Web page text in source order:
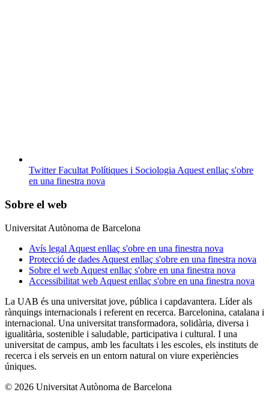
Twitter Facultat Polítiques i SociologiaAquest enllaç s'obre
en una finestra nova
Sobre el web
Universitat Autònoma de Barcelona
Avís legal Aquest enllaç s'obre en una finestra nova
Protecció de dades Aquest enllaç s'obre en una finestra nova
Sobre el web Aquest enllaç s'obre en una finestra nova
Accessibilitat web Aquest enllaç s'obre en una finestra nova
La UAB és una universitat jove, pública i capdavantera. Líder als
rànquings internacionals i referent en recerca. Barcelonina, catalana i
internacional. Una universitat transformadora, solidària, diversa i
igualitària, sostenible i saludable, participativa i cultural. I una
universitat de campus, amb les facultats i les escoles, els instituts de
recerca i els serveis en un entorn natural on viure experiències
úniques.
© 2026 Universitat Autònoma de Barcelona